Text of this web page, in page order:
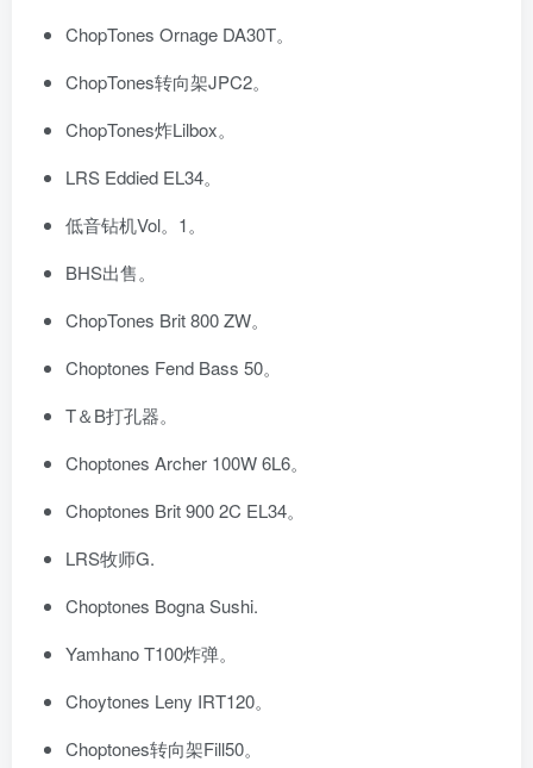
ChopTones Ornage DA30T。
ChopTones转向架JPC2。
ChopTones炸Lilbox。
LRS Eddied EL34。
低音钻机Vol。1。
BHS出售。
ChopTones Brit 800 ZW。
Choptones Fend Bass 50。
T＆B打孔器。
Choptones Archer 100W 6L6。
Choptones Brit 900 2C EL34。
LRS牧师G.
Choptones Bogna Sushi.
Yamhano T100炸弹。
Choytones Leny IRT120。
Choptones转向架Fill50。